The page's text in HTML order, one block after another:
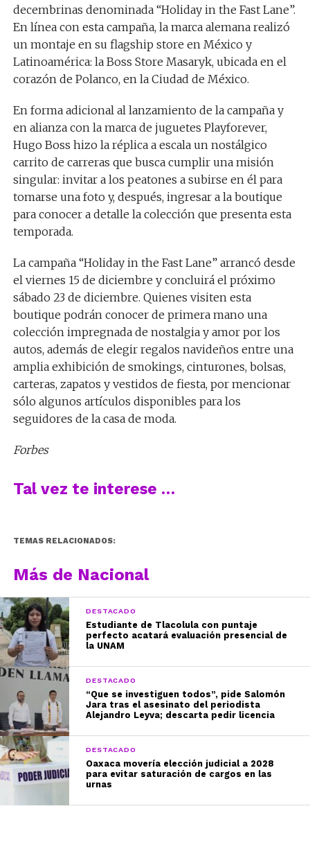
decembrinas denominada “Holiday in the Fast Lane”.
En línea con esta campaña, la marca alemana realizó
un montaje en su flagship store en México y
Latinoamérica: la Boss Store Masaryk, ubicada en el
corazón de Polanco, en la Ciudad de México.
En forma adicional al lanzamiento de la campaña y
en alianza con la marca de juguetes Playforever,
Hugo Boss hizo la réplica a escala un nostálgico
carrito de carreras que busca cumplir una misión
singular: invitar a los peatones a subirse en él para
tomarse una foto y, después, ingresar a la boutique
para conocer a detalle la colección que presenta esta
temporada.
La campaña “Holiday in the Fast Lane” arrancó desde
el viernes 15 de diciembre y concluirá el próximo
sábado 23 de diciembre. Quienes visiten esta
boutique podrán conocer de primera mano una
colección impregnada de nostalgia y amor por los
autos, además de elegir regalos navideños entre una
amplia exhibición de smokings, cinturones, bolsas,
carteras, zapatos y vestidos de fiesta, por mencionar
sólo algunos artículos disponibles para los
seguidores de la casa de moda.
Forbes
Tal vez te interese …
TEMAS RELACIONADOS:
Más de Nacional
DESTACADO
Estudiante de Tlacolula con puntaje
perfecto acatará evaluación presencial de
la UNAM
DESTACADO
“Que se investiguen todos”, pide Salomón
Jara tras el asesinato del periodista
Alejandro Leyva; descarta pedir licencia
DESTACADO
Oaxaca movería elección judicial a 2028
para evitar saturación de cargos en las
urnas